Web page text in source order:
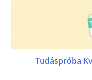
Tudáspróba